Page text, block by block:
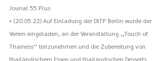
Jounal 55 Plus
• (20.05.22) Auf Einladung der DITP Berlin wurde der
Verein eingeladen, an der Veranstaltung ,,Touch of
Thainess’‘ teilzunehmen und die Zubereitung von
thailändischem Essen und thailändischen Desserts